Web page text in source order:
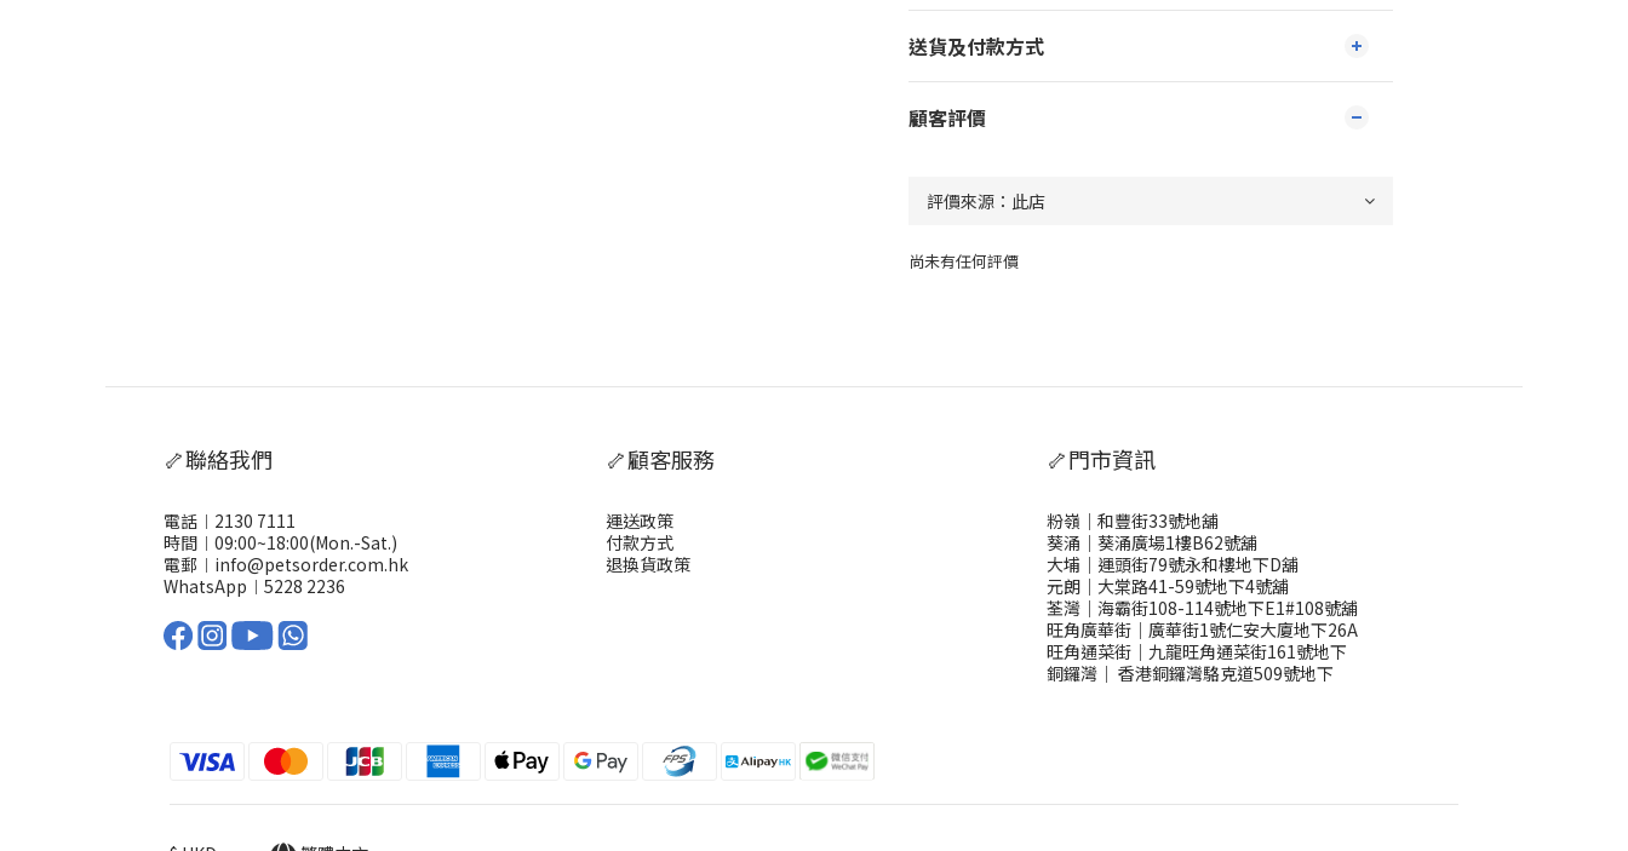
送貨及付款方式
顧客評價
尚未有任何評價
🦴聯絡我們
電話︱2130 7111
時間︱09:00~18:00(Mon.-Sat.)
電郵︱info@petsorder.com.hk
WhatsApp︱ 5228 2236
🦴顧客服務
運送政策
付款方式
退換貨政策
🦴門市資訊
粉嶺｜和豐街33號地舖
葵涌｜葵涌廣場1樓B62號舖
大埔｜運頭街79號永和樓地下D舖
元朗｜大棠路41-59號地下4號舖
荃灣｜海霸街108-114號地下E1#108號舖
旺角廣華街｜廣華街1號仁安大廈地下26A
旺角通菜街｜九龍旺角通菜街161號地下
銅鑼灣 ｜ 香港銅鑼灣駱克道509號地下